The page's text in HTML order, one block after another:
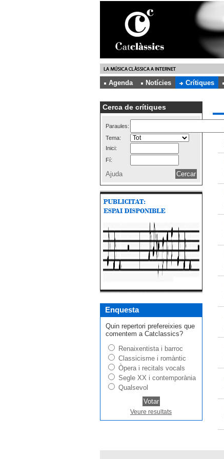
Agenda
Notícies Crítiques
Cerca de crítiques
Paraules:
Tema:
Inici:
Fí:
Ajuda
Enquesta
Quin repertori prefereixies que
comentem a Catclassics?
Renaixentista i barroc
Classicisme i romàntic
Òpera i recitals vocals
Segle XX i contemporània
Qualsevol
Veure resultats